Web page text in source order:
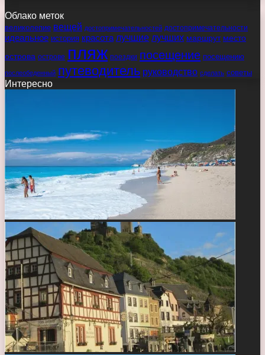
Облако меток
великолепие вещей достопримечательностей достопримечательности
идеальное история красота лучшие лучших маршрут место
острова острове пляж поездки посещение посещению
послеобеденный путеводитель руководство сделать советы
Интересно